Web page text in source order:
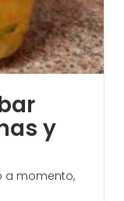
y
a momento,